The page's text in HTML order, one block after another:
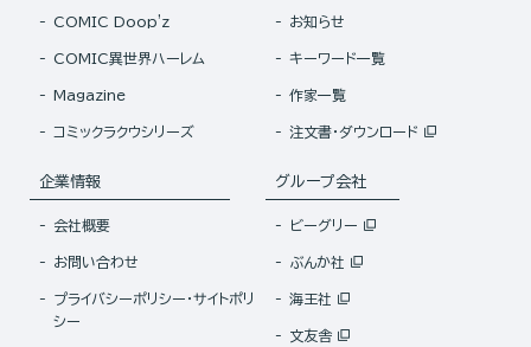
COMIC Doop'z
COMIC異世界ハーレム
Magazine
コミックラクウシリーズ
お知らせ
キーワード一覧
作家一覧
注文書・ダウンロード
企業情報
会社概要
お問い合わせ
プライバシーポリシー・サイトポリ
シー
グループ会社
ビーグリー
ぶんか社
海王社
文友舎